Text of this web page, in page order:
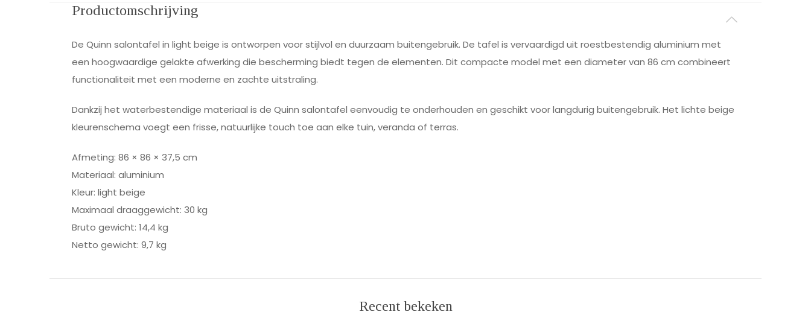
Productomschrijving
De Quinn salontafel in light beige is ontworpen voor stijlvol en duurzaam buitengebruik. De tafel is vervaardigd uit roestbestendig aluminium met
een hoogwaardige gelakte afwerking die bescherming biedt tegen de elementen. Dit compacte model met een diameter van 86 cm combineert
functionaliteit met een moderne en zachte uitstraling.
Dankzij het waterbestendige materiaal is de Quinn salontafel eenvoudig te onderhouden en geschikt voor langdurig buitengebruik. Het lichte beige
kleurenschema voegt een frisse, natuurlijke touch toe aan elke tuin, veranda of terras.
Afmeting: 86 × 86 × 37,5 cm
Materiaal: aluminium
Kleur: light beige
Maximaal draaggewicht: 30 kg
Bruto gewicht: 14,4 kg
Netto gewicht: 9,7 kg
Recent bekeken